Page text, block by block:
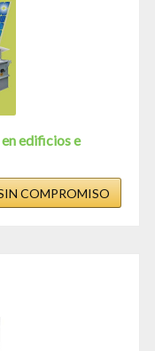
edificios e
COMPROMISO